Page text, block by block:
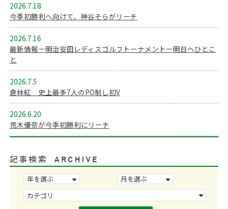
2026.7.18
今季初勝利へ向けて、神谷そらがリーチ
2026.7.16
最新情報ー明治安田レディスゴルフトーナメントー明日へひとこ
と
2026.7.5
倉林紅 史上最多7人のPO制し初V
2026.6.20
荒木優奈が今季初勝利にリーチ
記事検索